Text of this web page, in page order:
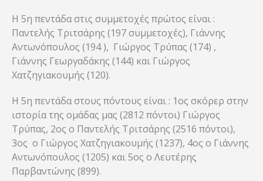
H 5η πεντάδα στις συμμετοχές πρώτος είναι :
Παντελής Τριτσάρης (197 συμμετοχές), Γιάννης
Αντωνόπουλος (194 ), Γιώργος Τρύπας (174) ,
Γιάννης Γεωργαδάκης (144) και Γιώργος
Χατζηγιακουμής (120).
H 5η πεντάδα στους πόντους είναι : 1ος σκόρερ στην
ιστορία της ομάδας μας (2812 πόντοι) Γιώργος
Τρύπας, 2ος ο Παντελής Τριτσάρης (2516 πόντοι),
3ος ο Γιώργος Χατζηγιακουμής (1237), 4ος ο Γιάννης
Αντωνόπουλος (1205) και 5ος ο Λευτέρης
Παρβαντώνης (899).